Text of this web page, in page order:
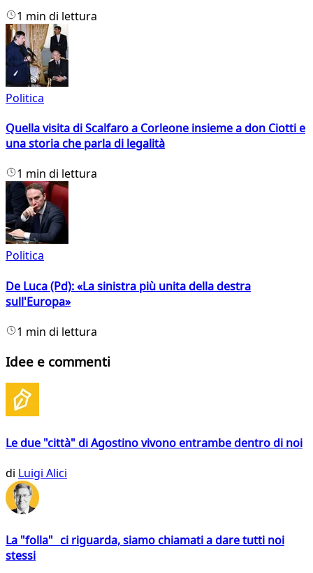
1 min di lettura
Politica
Quella visita di Scalfaro a Corleone insieme a don Ciotti e
una storia che parla di legalità
1 min di lettura
Politica
De Luca (Pd): «La sinistra più unita della destra
sull'Europa»
1 min di lettura
Idee e commenti
Le due "città" di Agostino vivono entrambe dentro di noi
di Luigi Alici
La "folla" ci riguarda, siamo chiamati a dare tutti noi
stessi